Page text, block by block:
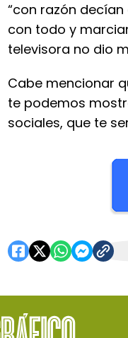
“con razón
con todo y
televisora no dio
Cabe mencionar
te podemos
sociales, que te